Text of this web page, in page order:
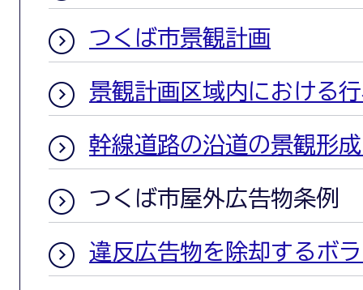
つくば市景観計画
景観計画区域内における
幹線道路の沿道の景観形
つくば市屋外広告物条例
違反広告物を除却するボ